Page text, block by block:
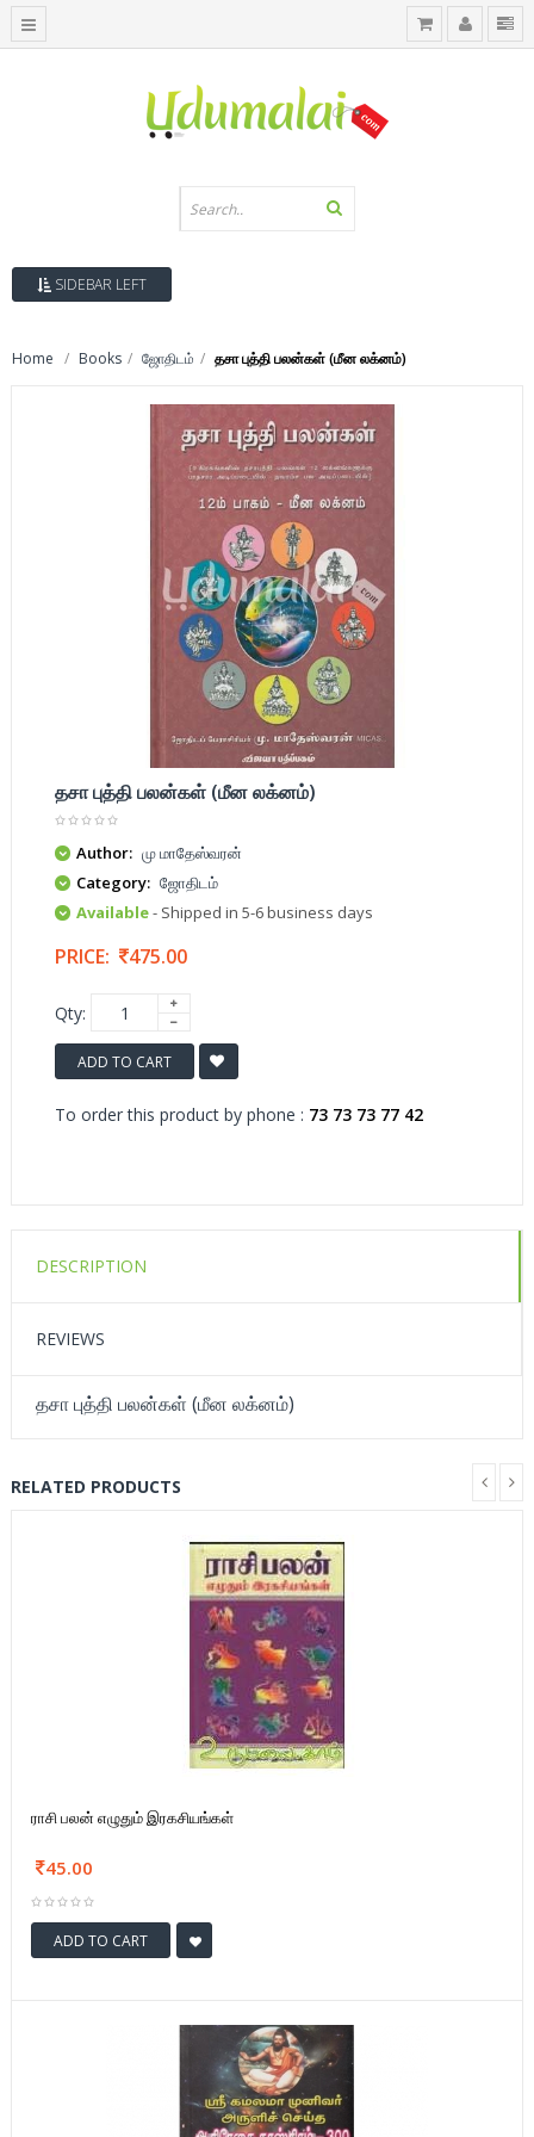
SIDEBAR LEFT
Home Books ஜோதிடம் தசா புத்தி பலன்கள் (மீன லக்னம்)
தசா புத்தி பலன்கள் (மீன லக்னம்)
Author: மு மாதேஸ்வரன்
Category: ஜோதிடம்
Available- Shipped in 5-6 business days
PRICE: 475.00
Qty:
ADD TO CART
To order this product by phone : 73 73 73 77 42
DESCRIPTION
REVIEWS
தசா புத்தி பலன்கள் (மீன லக்னம்)
RELATED PRODUCTS
ராசி பலன் எழுதும் இரகசியங்கள்
45.00
ADD TO CART